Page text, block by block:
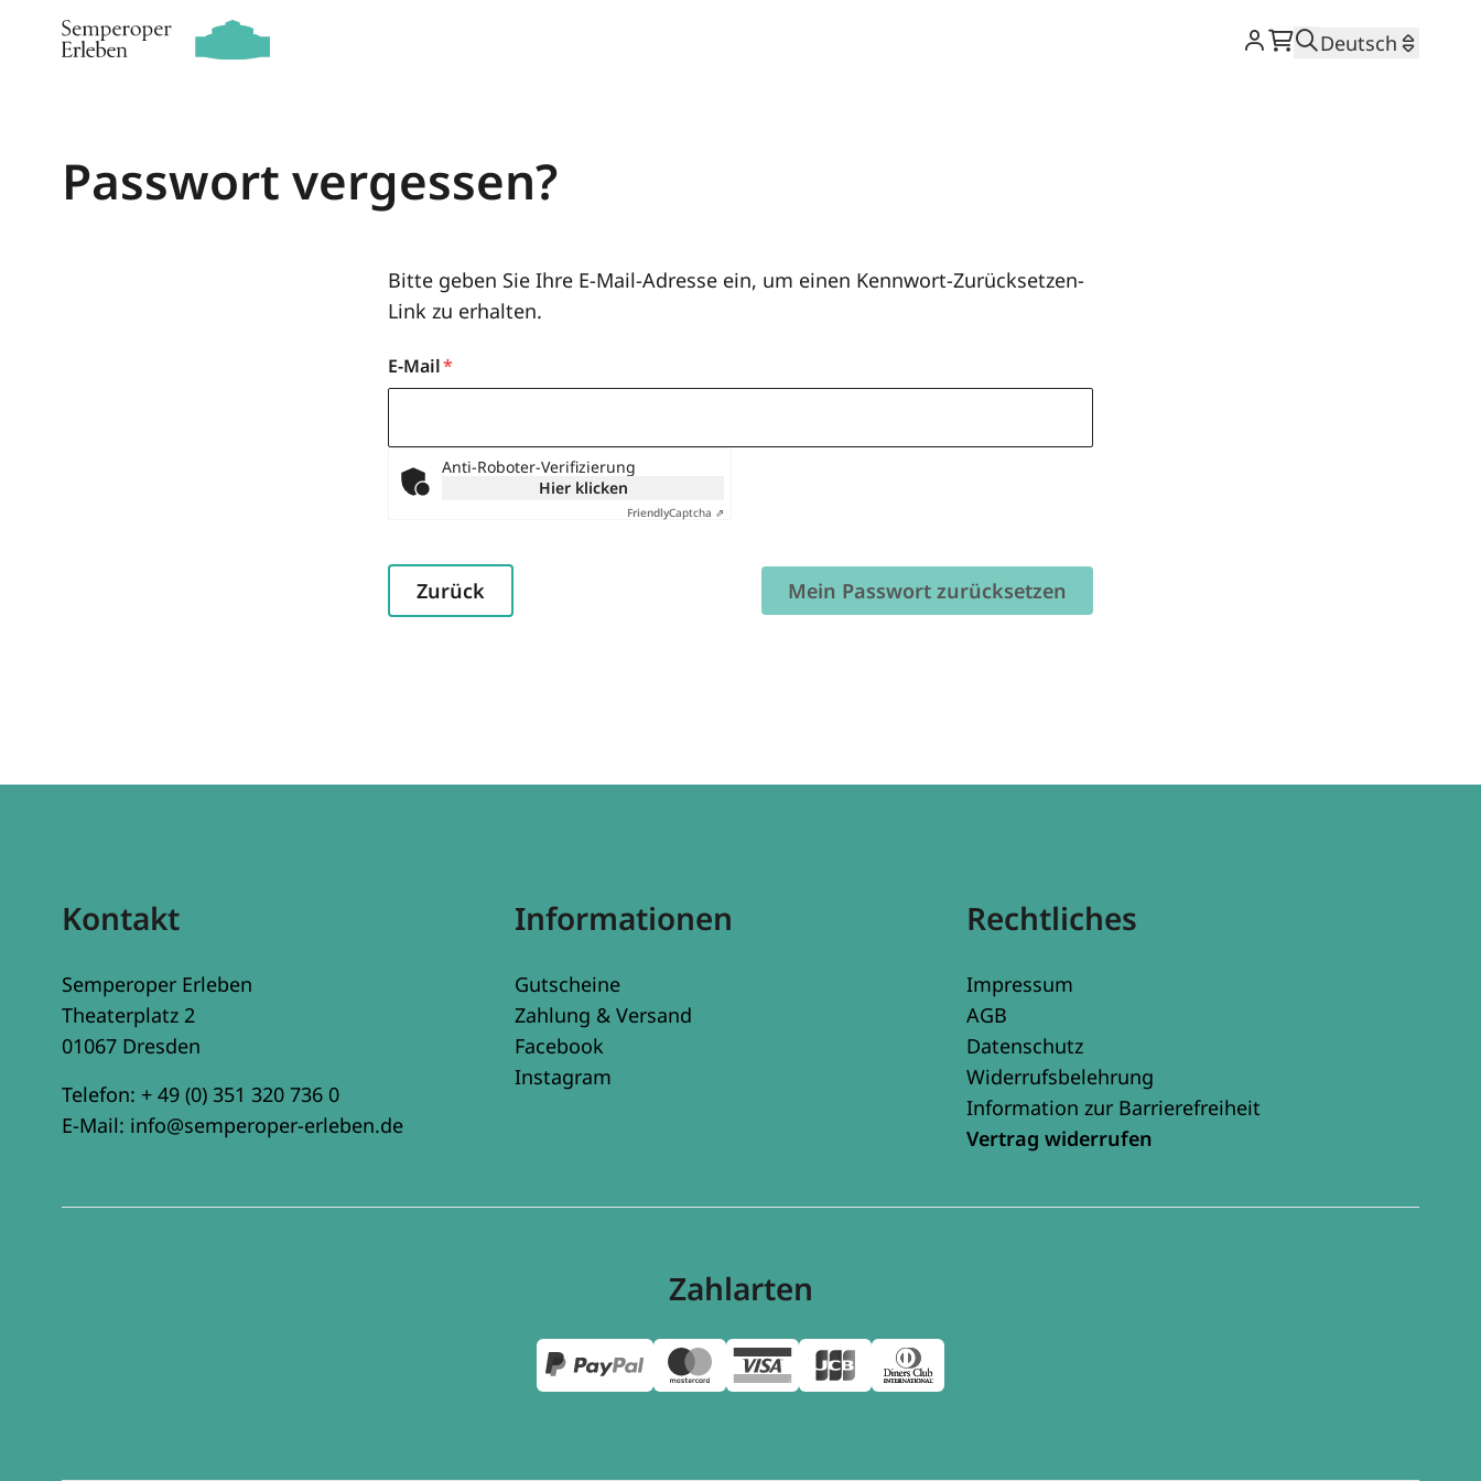
Warenkorb
SucheDeutsch
Passwort vergessen?
Bitte geben Sie Ihre E-Mail-Adresse ein, um einen Kennwort-Zurücksetzen-
Link zu erhalten.
E-Mail
Anti-Roboter-Verifizierung
Hier klicken
FriendlyCaptcha ⇗
Mein Passwort zurücksetzen
Zurück
Kontakt
Semperoper Erleben
Theaterplatz 2
01067 Dresden
Telefon: + 49 (0) 351 320 736 0
E-Mail: info@semperoper-erleben.de
Informationen
Gutscheine
Zahlung & Versand
Facebook
Instagram
Rechtliches
Impressum
AGB
Datenschutz
Widerrufsbelehrung
Information zur Barrierefreiheit
Vertrag widerrufen
Zahlarten